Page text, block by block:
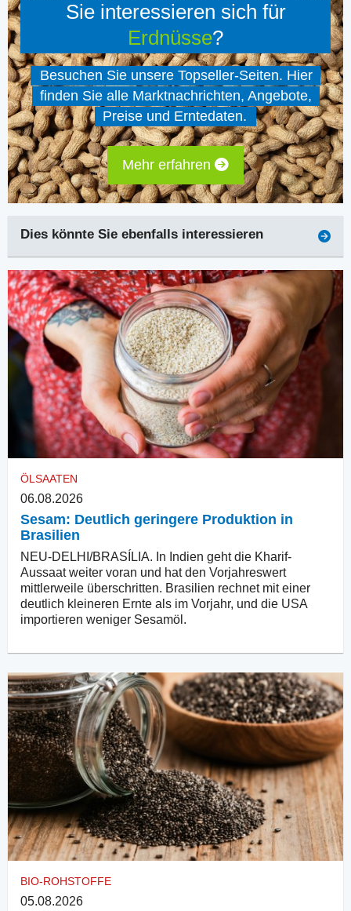
Sie interessieren sich für
Erdnüsse?
Besuchen Sie unsere Topseller-Seiten. Hier
finden Sie alle Marktnachrichten, Angebote,
Preise und Erntedaten.
Mehr erfahren
Dies könnte Sie ebenfalls interessieren
ÖLSAATEN
06.08.2026
Sesam: Deutlich geringere Produktion in
Brasilien
NEU-DELHI/BRASÍLIA. In Indien geht die Kharif-
Aussaat weiter voran und hat den Vorjahreswert
mittlerweile überschritten. Brasilien rechnet mit einer
deutlich kleineren Ernte als im Vorjahr, und die USA
importieren weniger Sesamöl.
BIO-ROHSTOFFE
05.08.2026